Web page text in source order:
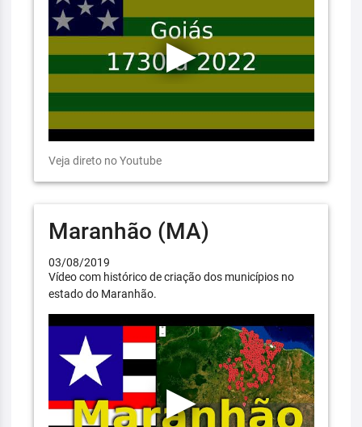
Veja direto no Youtube
Maranhão (MA)
03/08/2019
Vídeo com histórico de criação dos municípios no
estado do Maranhão.